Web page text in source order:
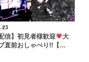
信】初見者様歓迎
大
直前おしゃべり!!【…